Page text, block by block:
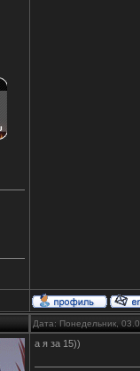
Дата: Понедельник,
а я за 15))